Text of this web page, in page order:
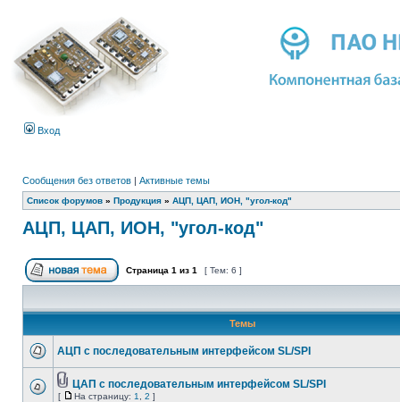
Вход
Сообщения без ответов | Активные темы
Список форумов » Продукция » АЦП, ЦАП, ИОН, "угол-код"
АЦП, ЦАП, ИОН, "угол-код"
Страница 1 из 1 [ Тем: 6 ]
Темы
АЦП с последовательным интерфейсом SL/SPI
ЦАП с последовательным интерфейсом SL/SPI
[ На страницу: 1 2 ]